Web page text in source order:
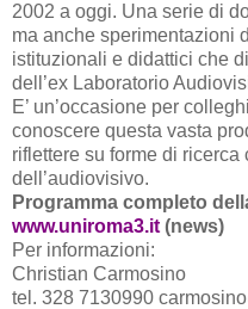
2002 a oggi. Una serie di
ma anche sperimentazioni
istituzionali e didattici che
dell’ex Laboratorio
E’ un’occasione per
conoscere questa vasta
riflettere su forme di
dell’audiovisivo.
Programma completo
www.uniroma3.it (news)
Per informazioni:
Christian Carmosino
tel. 328 7130990